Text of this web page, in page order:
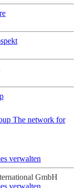
The network for
verwalten
GmbH